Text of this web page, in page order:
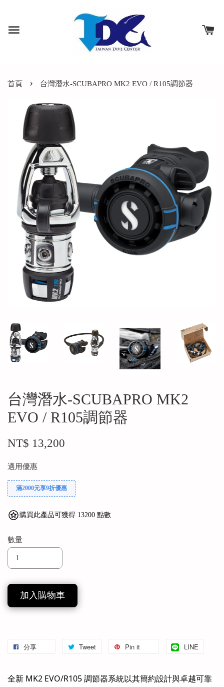
首頁 › 台灣潛水-SCUBAPRO MK2 EVO / R105調節器
台灣潛水-SCUBAPRO MK2
EVO / R105調節器
NT$ 13,200
適用優惠
滿2000元享9折優惠
購買此產品可獲得 13200 點數
數量
加入購物車
分享 Tweet Pin it LINE
全新 MK2 EVO/R105 調節器系統以其簡約設計與卓越可靠